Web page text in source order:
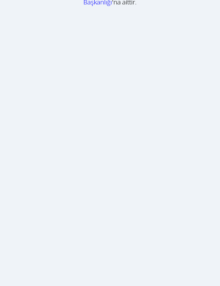
Başkanlığı'na aittir.